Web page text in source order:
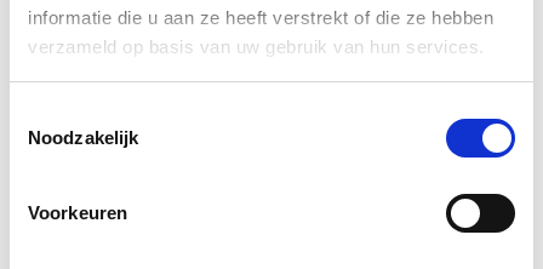
informatie die u aan ze heeft verstrekt of die ze hebben
verzameld op basis van uw gebruik van hun services.
Noodzakelijk
Voorkeuren